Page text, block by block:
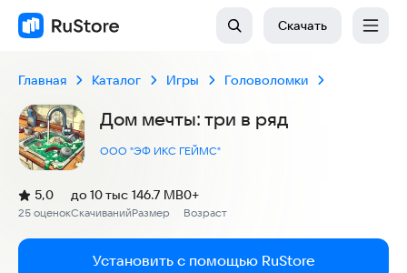
Скачать
Главная Каталог Игры Головоломки
Дом мечты: три в ряд
ООО "ЭФ ИКС ГЕЙМС"
Рейтинг:
5,0
(
25 оценок
)
Скачиваний
до 10 тыс
Размер
146.7 MB
Возраст
0+
Установить с помощью RuStore